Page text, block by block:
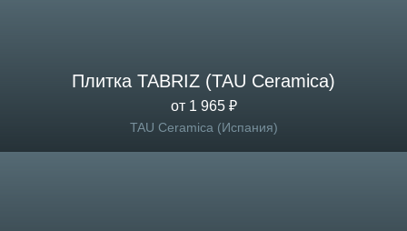
Плитка TABRIZ (TAU Ceramica)
от 1 965 ₽
TAU Ceramica (Испания)